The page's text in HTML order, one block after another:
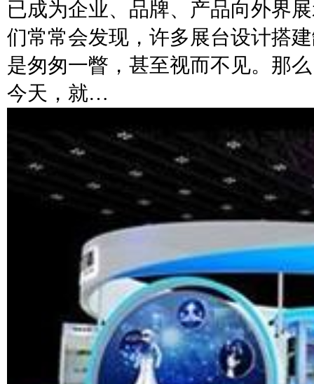
已成为企业、品牌、产品向外界
们常常会发现，许多展台设计搭
是匆匆一瞥，甚至视而不见。那
今天，就…